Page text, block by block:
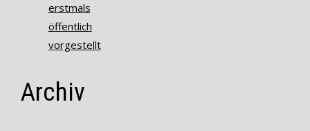
erstmals
öffentlich
vorgestellt
Archiv